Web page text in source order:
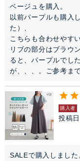
ベージュを購入。
以前パープルも購入
た）、
こちらも合わせやす
リブの部分はブラウ
ると、パープルでし
が、、、。ご参考まで
購入者
投稿日
SALEで購入しました